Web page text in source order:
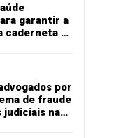
garantir a
caderneta de
por
de fraude
judiciais na